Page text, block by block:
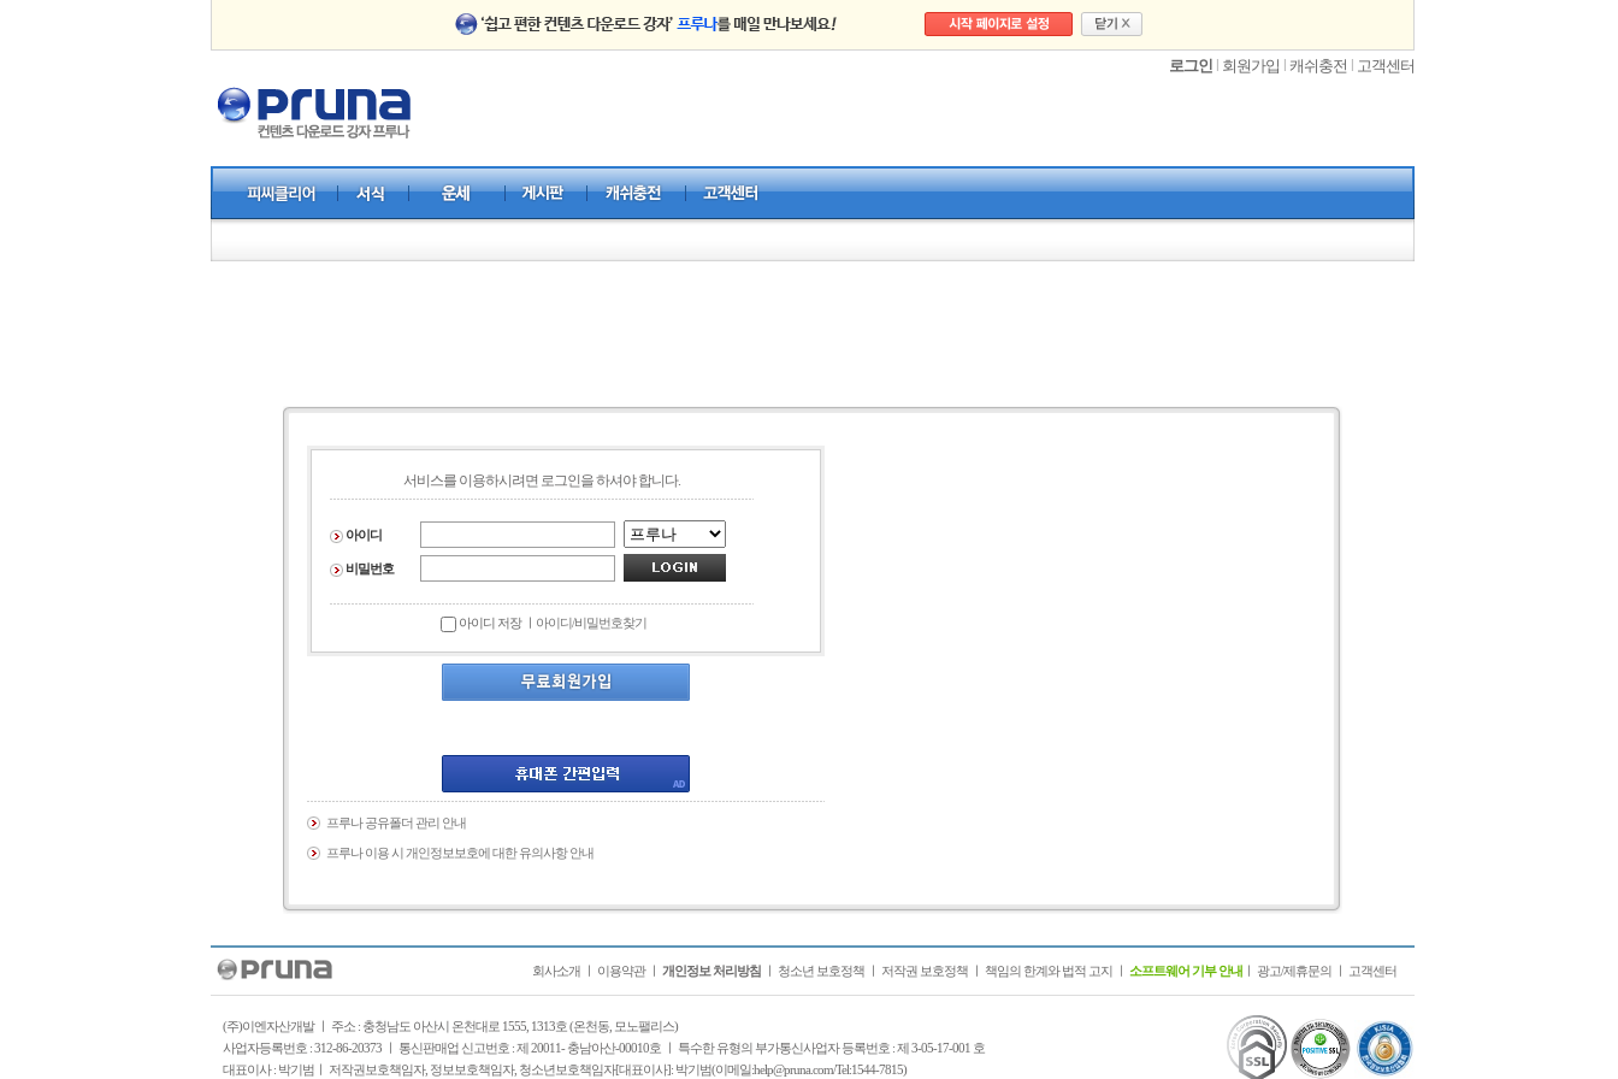
로그인l 회원가입 캐쉬충전 고객센터
서비스를 이용하시려면 로그인을 하셔야 합니다.
아이디
비밀번호
아이디 저장 ㅣ 아이디/비밀번호찾기
프루나 공유폴더 관리 안내
프루나 이용 시 개인정보보호에 대한 유의사항 안내
회사소개ㅣ 이용약관ㅣ 개인정보 처리방침ㅣ 청소년 보호정책ㅣ 저작권 보호정책ㅣ 책임의 한계와 법적 고지ㅣ 소프트웨어 기부 안내ㅣ 광고/제휴문의ㅣ 고객센터
(주)이엔자산개발 ㅣ 주소 : 충청남도 아산시 온천대로 1555, 1313호 (온천동, 모노팰리스)
사업자등록번호 : 312-86-20373 ㅣ 통신판매업 신고번호 : 제 20011- 충남아산-00010호 ㅣ 특수한 유형의 부가통신사업자 등록번호 : 제 3-05-17-001 호
대표이사 : 박기범ㅣ 저작권보호책임자, 정보보호책임자, 청소년보호책임자[대표이사]: 박기범(이메일:help@pruna.com/Tel:1544-7815)